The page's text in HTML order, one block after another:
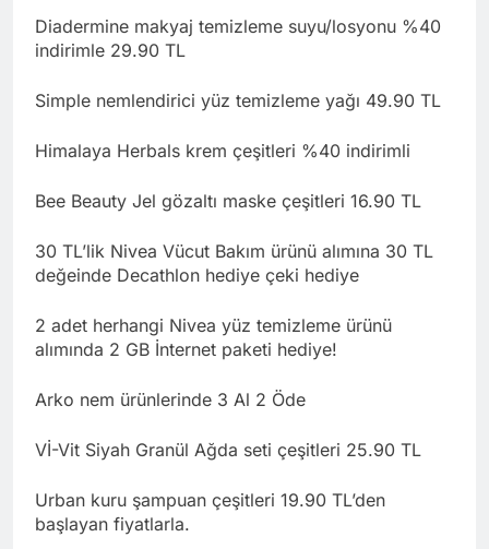
Diadermine makyaj temizleme suyu/losyonu %40
indirimle 29.90 TL
Simple nemlendirici yüz temizleme yağı 49.90 TL
Himalaya Herbals krem çeşitleri %40 indirimli
Bee Beauty Jel gözaltı maske çeşitleri 16.90 TL
30 TL’lik Nivea Vücut Bakım ürünü alımına 30 TL
değeinde Decathlon hediye çeki hediye
2 adet herhangi Nivea yüz temizleme ürünü
alımında 2 GB İnternet paketi hediye!
Arko nem ürünlerinde 3 Al 2 Öde
Vİ-Vit Siyah Granül Ağda seti çeşitleri 25.90 TL
Urban kuru şampuan çeşitleri 19.90 TL’den
başlayan fiyatlarla.